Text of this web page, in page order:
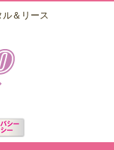
＆リース